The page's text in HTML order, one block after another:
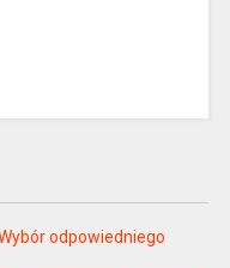
odpowiedniego